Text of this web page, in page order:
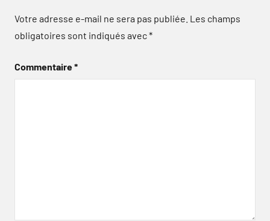
Votre adresse e-mail ne sera pas publiée. Les champs
obligatoires sont indiqués avec*
Commentaire*